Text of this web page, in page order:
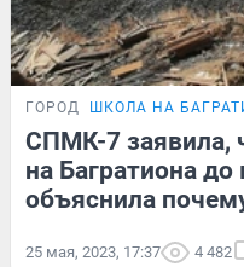
ГОРОД ШКОЛА НА
СПМК-7 заявила,
на Багратиона до
объяснила
25 мая, 2023, 17:37 4 482